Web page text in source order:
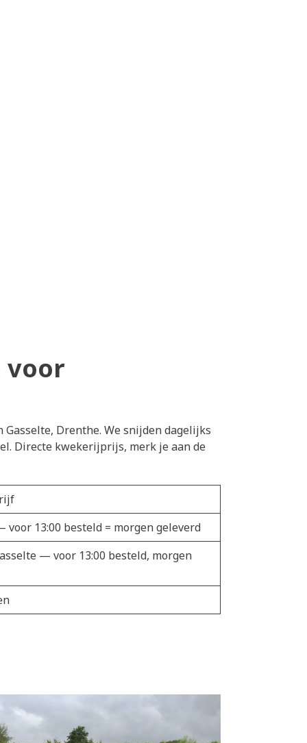
voor
Drenthe. We snijden dagelijks
Directe kwekerijprijs, merk je aan de
13:00 besteld = morgen geleverd
— voor 13:00 besteld, morgen